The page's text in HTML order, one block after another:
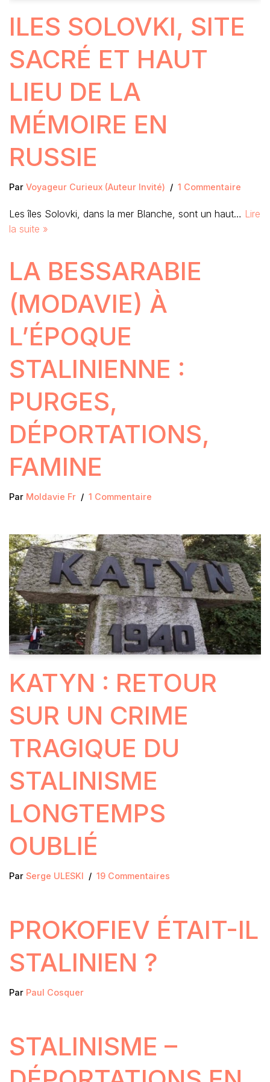
ILES SOLOVKI, SITE
SACRÉ ET HAUT
LIEU DE LA
MÉMOIRE EN
RUSSIE
Par Voyageur Curieux (Auteur Invité) 1 Commentaire
Les îles Solovki, dans la mer Blanche, sont un haut… Lire
la suite »
LA BESSARABIE
(MODAVIE) À
L’ÉPOQUE
STALINIENNE :
PURGES,
DÉPORTATIONS,
FAMINE
Par Moldavie Fr 1 Commentaire
KATYN : RETOUR
SUR UN CRIME
TRAGIQUE DU
STALINISME
LONGTEMPS
OUBLIÉ
Par Serge ULESKI 19 Commentaires
PROKOFIEV ÉTAIT-IL
STALINIEN ?
Par Paul Cosquer
STALINISME –